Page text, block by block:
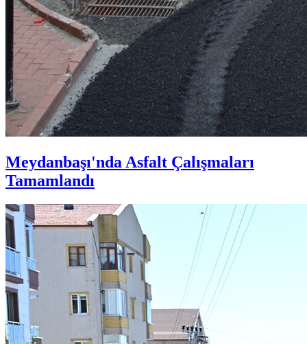
Meydanbaşı'nda Asfalt Çalışmaları
Tamamlandı